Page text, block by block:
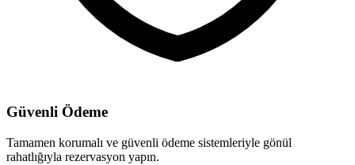
Güvenli Ödeme
Tamamen korumalı ve güvenli ödeme sistemleriyle gönül
rahatlığıyla rezervasyon yapın.